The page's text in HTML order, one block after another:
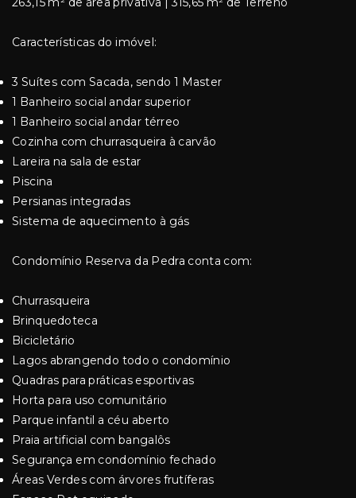
Características do imóvel:
⁠3 Suítes com Sacada, sendo 1 Master
⁠1 Banheiro social andar superior
⁠1 Banheiro social andar térreo
Cozinha com churrasqueira à carvão
⁠Lareira na sala de estar
⁠Piscina
Persianas integradas
Sistema de aquecimento à gás
Condomínio Reserva da Pedra conta com:
Churrasqueira
Brinquedoteca
Bicicletário
Lagos abrangendo todo o condomínio
Quadras para práticas esportivas
Horta para uso comunitário
Parque infantil a céu aberto
Praia artificial com bangalôs
Segurança em condomínio fechado
Áreas Verdes com árvores frutíferas